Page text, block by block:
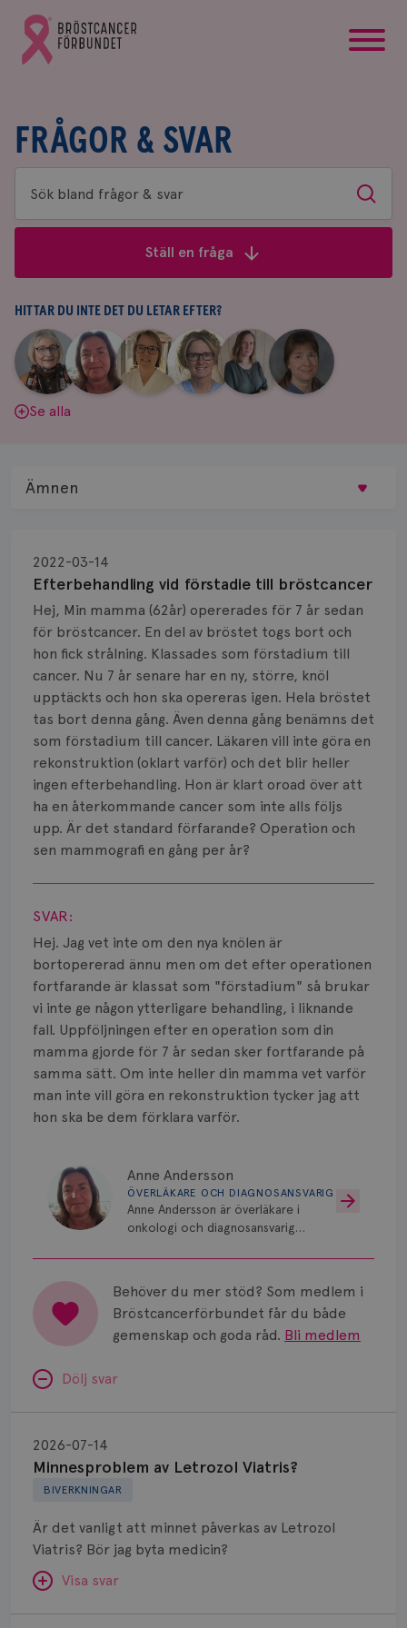
Gå
till
Bröstcancerförbundets
FRÅGOR & SVAR
Sök
bland
&
svar
Sök
Ställ en fråga
HITTAR DU INTE DET DU LETAR EFTER?
Aina
Johnsson
|
Anne
Andersson
Fredrika
Killander
|
Jeanette
Bäcklund
|
Maria
Edegran
|
Yvette
Andersson
Se alla
Efterbehandling vid förstadie till bröstcancer
2022-03-14
Hej, Min mamma (62år) opererades för 7 år sedan
för bröstcancer. En del av bröstet togs bort och
hon fick strålning. Klassades som förstadium till
cancer. Nu 7 år senare har en ny, större, knöl
upptäckts och hon ska opereras igen. Hela bröstet
tas bort denna gång. Även denna gång benämns det
som förstadium till cancer. Läkaren vill inte göra en
rekonstruktion (oklart varför) och det blir heller
ingen efterbehandling. Hon är klart oroad över att
ha en återkommande cancer som inte alls följs
upp. Är det standard förfarande? Operation och
sen mammografi en gång per år?
Visa svar
SVAR:
Hej. Jag vet inte om den nya knölen är
bortopererad ännu men om det efter operationen
fortfarande är klassat som "förstadium" så brukar
vi inte ge någon ytterligare behandling, i liknande
fall. Uppföljningen efter en operation som din
mamma gjorde för 7 år sedan sker fortfarande på
samma sätt. Om inte heller din mamma vet varför
man inte vill göra en rekonstruktion tycker jag att
hon ska be dem förklara varför.
Anne Andersson
ÖVERLÄKARE OCH DIAGNOSANSVARIG
Anne Andersson är överläkare i
onkologi och diagnosansvarig
Universitetssjukhus i Umeå.
Behöver du mer stöd? Som medlem i
Bröstcancerförbundet får du både
gemenskap och goda råd. Bli medlem
Dölj svar
BIVERKNINGAR
Minnesproblem av Letrozol Viatris?
2026-07-14
Är det vanligt att minnet påverkas av Letrozol
Viatris? Bör jag byta medicin?
Visa svar
Letrozol
Viatris?
Ämnen
Biopsi
Biverkningar
Bröstvårta
Knöl
Läkemedel
Typ av bröstcancer
Smärta
Prognos
Spridd bröstcancer
Strålning
Vätska